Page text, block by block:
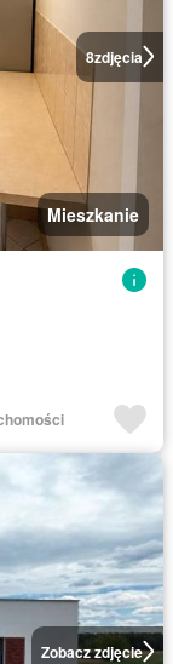
8zdjęcia
Mieszkanie
Zobacz zdjęcie